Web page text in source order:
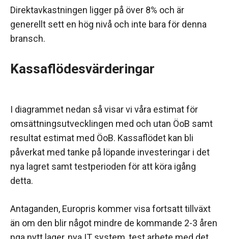
Direktavkastningen ligger på över 8% och är
generellt sett en hög nivå och inte bara för denna
bransch.
Kassaflödesvärderingar
I diagrammet nedan så visar vi våra estimat för
omsättningsutvecklingen med och utan ÖoB samt
resultat estimat med ÖoB. Kassaflödet kan bli
påverkat med tanke på löpande investeringar i det
nya lagret samt testperioden för att köra igång
detta.
Antaganden, Europris kommer visa fortsatt tillväxt
än om den blir något mindre de kommande 2-3 åren